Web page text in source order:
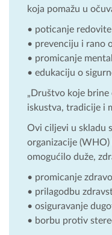
koja pomažu u
• poticanje
• prevenciju i rano
• promicanje
• edukaciju o
„Društvo koje
iskustva, tradicije i
Ovi ciljevi u skladu
organizacije
omogućilo duže,
• promicanje
• prilagodbu
• osiguravanje
• borbu protiv